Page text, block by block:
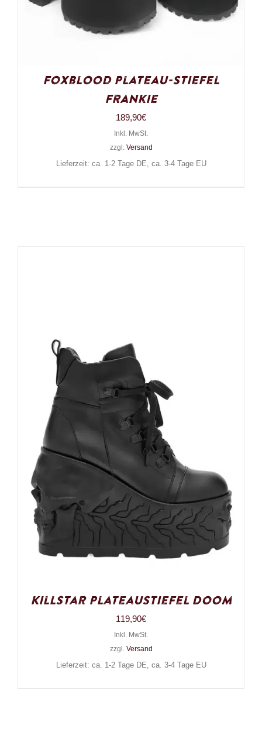
Foxblood Plateau-Stiefel
Frankie
189,90€
Inkl. MwSt.
zzgl. Versand
Lieferzeit: ca. 1-2 Tage DE, ca. 3-4 Tage EU
Killstar Plateaustiefel Doom
119,90€
Inkl. MwSt.
zzgl. Versand
Lieferzeit: ca. 1-2 Tage DE, ca. 3-4 Tage EU